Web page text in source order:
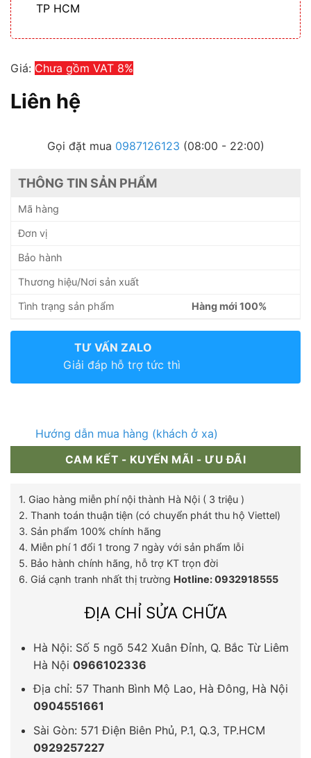
TP HCM
Giá: Chưa gồm VAT 8%
Liên hệ
Gọi đặt mua 0987126123 (08:00 - 22:00)
THÔNG TIN SẢN PHẨM
Mã hàng
Đơn vị
Bảo hành
Thương hiệu/Nơi sản xuất
Tình trạng sản phẩm Hàng mới 100%
TƯ VẤN ZALO
Giải đáp hỗ trợ tức thì
Hướng dẫn mua hàng (khách ở xa)
CAM KẾT - KUYẾN MÃI - ƯU ĐÃI
1. Giao hàng miễn phí nội thành Hà Nội ( 3 triệu )
2. Thanh toán thuận tiện (có chuyển phát thu hộ Viettel)
3. Sản phẩm 100% chính hãng
4. Miễn phí 1 đổi 1 trong 7 ngày với sản phẩm lỗi
5. Bảo hành chính hãng, hỗ trợ KT trọn đời
6. Giá cạnh tranh nhất thị trường Hotline: 0932918555
ĐỊA CHỈ SỬA CHỮA
Hà Nội: Số 5 ngõ 542 Xuân Đỉnh, Q. Bắc Từ Liêm
Hà Nội 0966102336
Địa chỉ: 57 Thanh Bình Mộ Lao, Hà Đông, Hà Nội
0904551661
Sài Gòn: 571 Điện Biên Phủ, P.1, Q.3, TP.HCM
0929257227